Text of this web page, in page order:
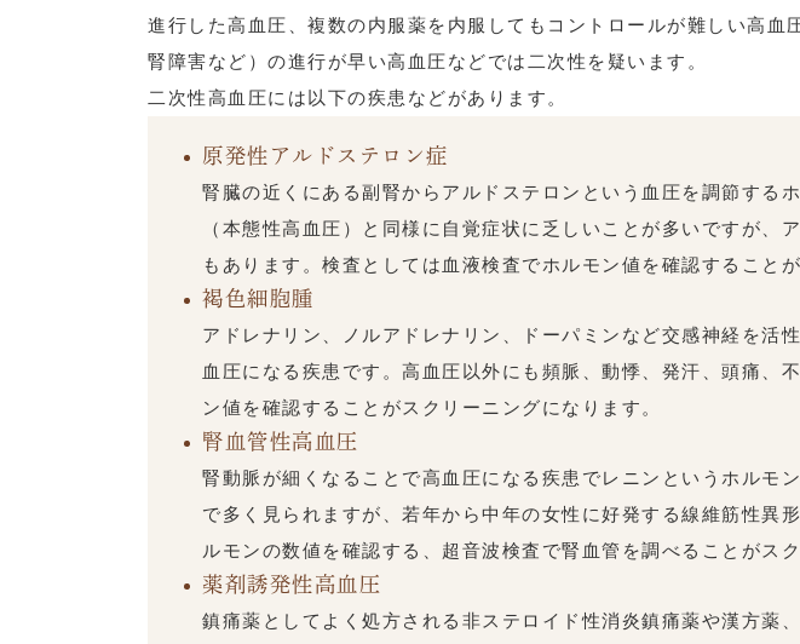
進行した高血圧、複数の内服薬を内服してもコントロールが難しい高
腎障害など）の進行が早い高血圧などでは二次性を疑います。
二次性高血圧には以下の疾患などがあります。
原発性アルドステロン症
腎臓の近くにある副腎からアルドステロンという血圧を調節する
（本態性高血圧）と同様に自覚症状に乏しいことが多いですが
もあります。検査としては血液検査でホルモン値を確認すること
褐色細胞腫
アドレナリン、ノルアドレナリン、ドーパミンなど交感神経を活
血圧になる疾患です。高血圧以外にも頻脈、動悸、発汗、頭痛、
ン値を確認することがスクリーニングになります。
腎血管性高血圧
腎動脈が細くなることで高血圧になる疾患でレニンというホルモ
で多く見られますが、若年から中年の女性に好発する線維筋性異
ルモンの数値を確認する、超音波検査で腎血管を調べることがス
薬剤誘発性高血圧
鎮痛薬としてよく処方される非ステロイド性消炎鎮痛薬や漢方薬